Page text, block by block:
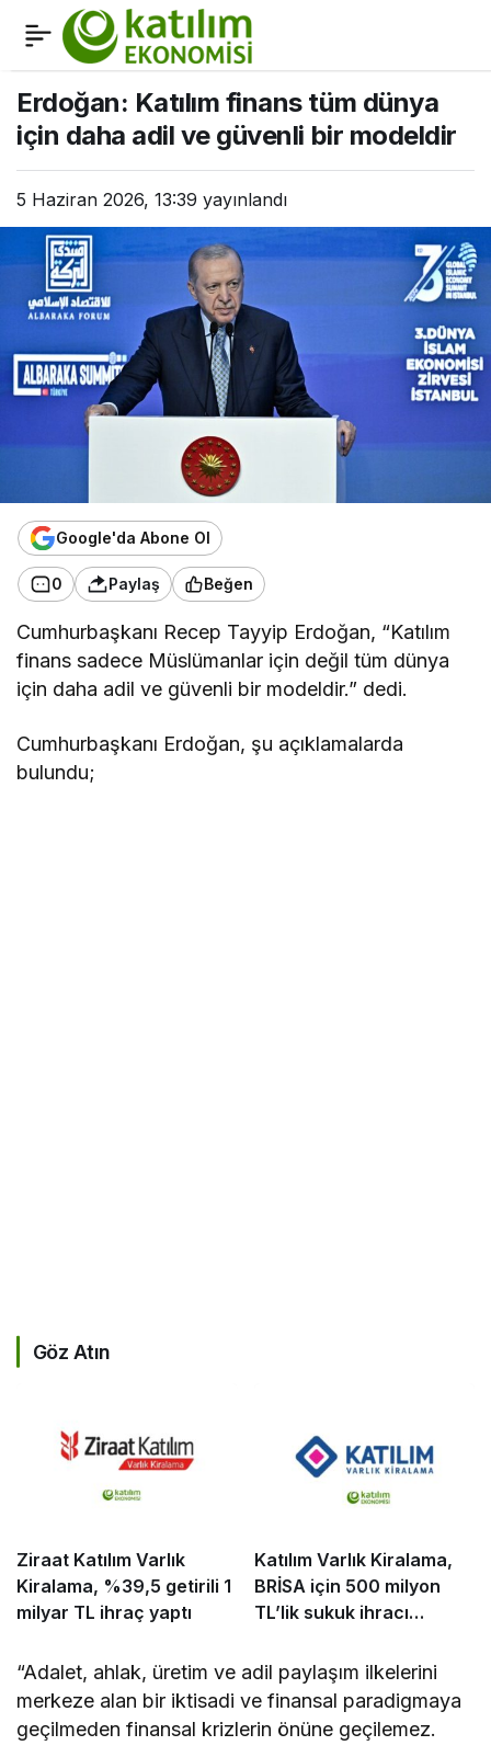
Erdoğan: Katılım finans tüm dünya
için daha adil ve güvenli bir modeldir
5 Haziran 2026, 13:39 yayınlandı
Google'da Abone Ol
0 Paylaş Beğen
Cumhurbaşkanı Recep Tayyip Erdoğan, “Katılım
finans sadece Müslümanlar için değil tüm dünya
için daha adil ve güvenli bir modeldir.” dedi.
Cumhurbaşkanı Erdoğan, şu açıklamalarda
bulundu;
Göz Atın
Ziraat Katılım Varlık
Kiralama, %39,5 getirili 1
milyar TL ihraç yaptı
Katılım Varlık Kiralama,
BRİSA için 500 milyon
TL’lik sukuk ihracı
“Adalet, ahlak, üretim ve adil paylaşım ilkelerini
merkeze alan bir iktisadi ve finansal paradigmaya
geçilmeden finansal krizlerin önüne geçilemez.
Ortaköy: Katılım endeksi
borsada fark yaratıyor